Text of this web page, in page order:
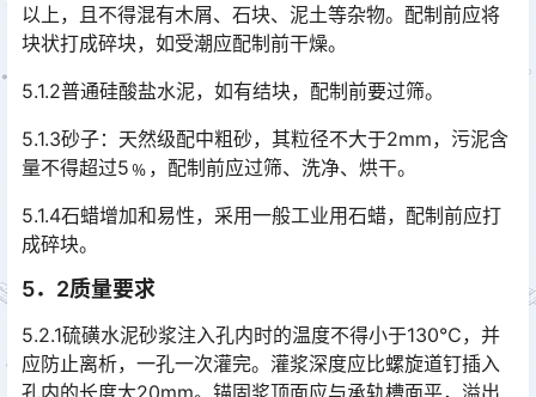
以上，且不得混有木屑、石块、泥土等杂物。配制前应将
块状打成碎块，如受潮应配制前干燥。
5.1.2普通硅酸盐水泥，如有结块，配制前要过筛。
5.1.3砂子：天然级配中粗砂，其粒径不大于2mm，污泥含
量不得超过5﹪，配制前应过筛、洗净、烘干。
5.1.4石蜡增加和易性，采用一般工业用石蜡，配制前应打
成碎块。
5．2质量要求
5.2.1硫磺水泥砂浆注入孔内时的温度不得小于130℃，并
应防止离析，一孔一次灌完。灌浆深度应比螺旋道钉插入